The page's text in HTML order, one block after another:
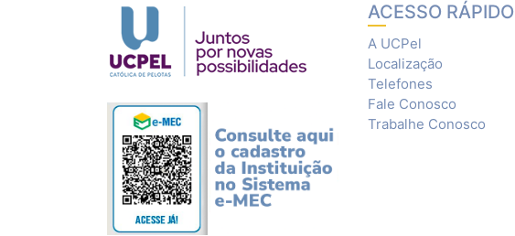
ACESSO RÁPIDO
A UCPel
Localização
Telefones
Fale Conosco
Trabalhe Conosco